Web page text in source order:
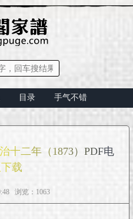
目录 手气不错
十二年（1873）PDF电
载
浏览：1063